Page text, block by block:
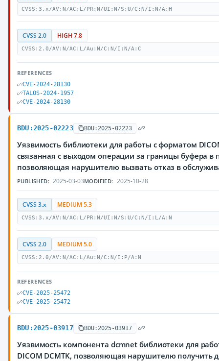
CVSS:3.x/AV:N/AC:L/PR:N/UI:N/S:U/C:N/I:N/A:H
CVSS 2.0 HIGH 7.8
CVSS:2.0/AV:N/AC:L/Au:N/C:N/I:N/A:C
REFERENCES
CVE-2024-28130
TALOS-2024-1957
CVE-2024-28130
BDU:2025-02223 BDU:2025-02223
Уязвимость библиотеки для работы с форматом
связанная с выходом операции за границы буфера в
позволяющая нарушителю вызвать отказ в
PUBLISHED: 2025-03-03MODIFIED: 2025-10-28
CVSS 3.x MEDIUM 5.3
CVSS:3.x/AV:N/AC:L/PR:N/UI:N/S:U/C:N/I:L/A:N
CVSS 2.0 MEDIUM 5.0
CVSS:2.0/AV:N/AC:L/Au:N/C:N/I:P/A:N
REFERENCES
CVE-2025-25472
CVE-2025-25472
BDU:2025-03917 BDU:2025-03917
Уязвимость компонента dcmnet библиотеки для
DICOM DCMTK, позволяющая нарушителю получить